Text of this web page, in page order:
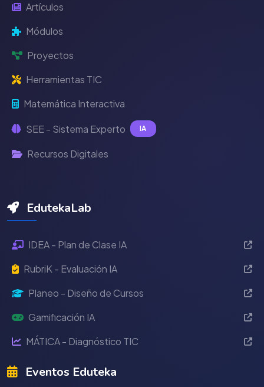
Artículos
Módulos
Proyectos
Herramientas TIC
Matemática Interactiva
SEE - Sistema Experto IA
Recursos Digitales
EdutekaLab
IDEA - Plan de Clase IA
RubriK - Evaluación IA
Planeo - Diseño de Cursos
Gamificación IA
MÁTICA - Diagnóstico TIC
Eventos Eduteka